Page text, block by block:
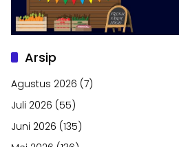
Arsip
Agustus 2026 (7)
Juli 2026 (55)
Juni 2026 (135)